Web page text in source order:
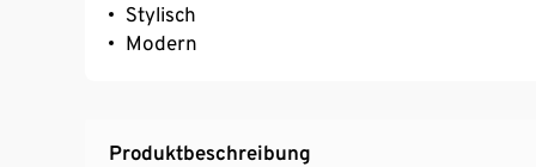
Stylisch
Modern
Produktbeschreibung